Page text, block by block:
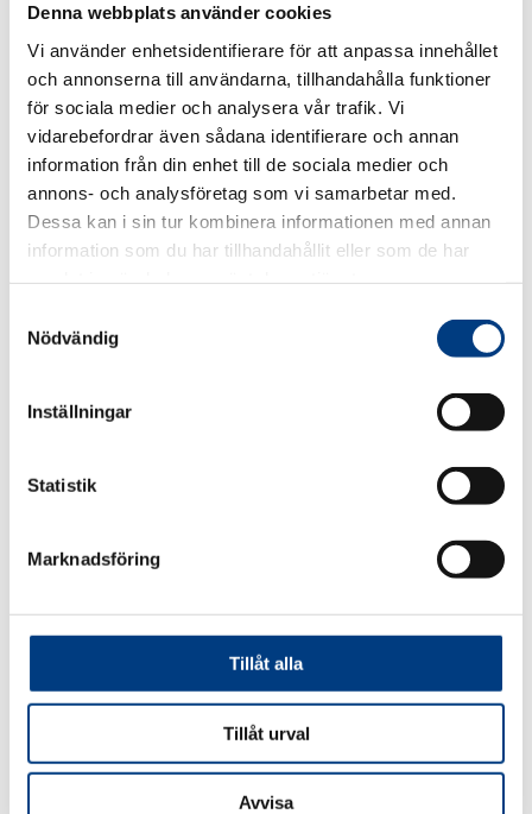
Denna webbplats använder cookies
Vi använder enhetsidentifierare för att anpassa innehållet
och annonserna till användarna, tillhandahålla funktioner
för sociala medier och analysera vår trafik. Vi
vidarebefordrar även sådana identifierare och annan
information från din enhet till de sociala medier och
annons- och analysföretag som vi samarbetar med.
Dessa kan i sin tur kombinera informationen med annan
information som du har tillhandahållit eller som de har
Nödvändig
Inställningar
Statistik
Marknadsföring
Tillåt alla
Tillåt urval
Avvisa
2020-10-16
Hur ansöka om förlängt omställningsstöd
Corona|Medlemmar|Nyheter
2020-10-15
omsättningsstöd till enskilda näringsidkare